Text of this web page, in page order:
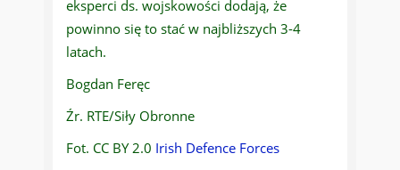
eksperci ds. wojskowości dodają, że
powinno się to stać w najbliższych 3-4
latach.
Bogdan Feręc
Źr. RTE/Siły Obronne
Fot. CC BY 2.0 Irish Defence Forces